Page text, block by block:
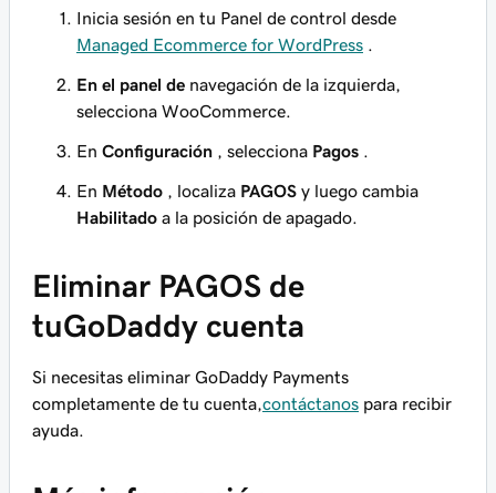
Inicia sesión en tu Panel de control desde
Managed Ecommerce for WordPress
En el panel de navegación de la izquierda,
selecciona WooCommerce.
En Configuración , selecciona Pagos
En Método , localiza PAGOS y luego cambia
Habilitado a la posición de apagado.
Eliminar PAGOS de
tuGoDaddy cuenta
Si necesitas eliminar GoDaddy Payments
completamente de tu cuenta, contáctanos para recibir
ayuda.